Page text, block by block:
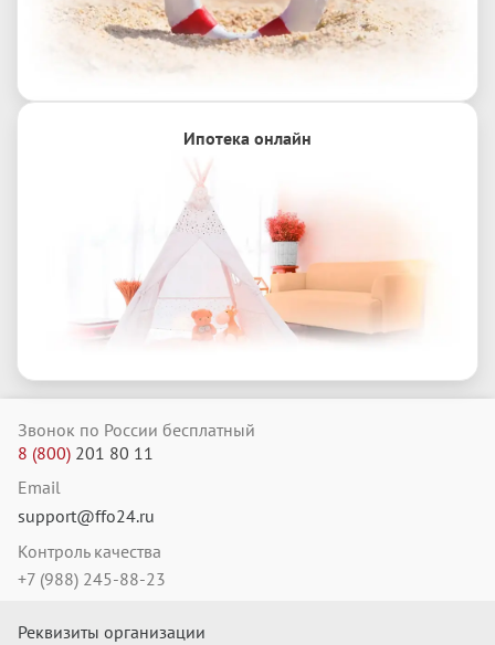
Ипотека онлайн
Звонок по России бесплатный
8 (800) 201 80 11
Email
support@ffo24.ru
Контроль качества
+7 (988) 245-88-23
Реквизиты организации